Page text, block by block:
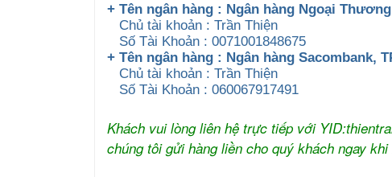
+ Tên ngân hàng : Ngân hàng Ngoại
Chủ tài khoản : Trần Thiện
Số Tài Khoản : 0071001848675
+ Tên ngân hàng : Ngân hàng Sacombank,
Chủ tài khoản : Trần Thiện
Số Tài Khoản : 060067917491
Khách vui lòng liên hệ trực tiếp với
chúng tôi gửi hàng liền cho quý khách ngay